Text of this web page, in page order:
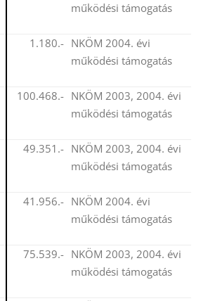
működési támogatás
1.180.- NKÖM 2004. évi
működési támogatás
100.468.- NKÖM 2003, 2004. évi
működési támogatás
49.351.- NKÖM 2003, 2004. évi
működési támogatás
41.956.- NKÖM 2004. évi
működési támogatás
75.539.- NKÖM 2003, 2004. évi
működési támogatás